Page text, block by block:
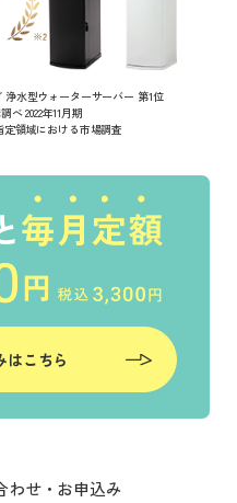
浄水型ウォーターサーバー 第1位
2022年11月期
領域における市場調査
はこちら
わせ・お申込み